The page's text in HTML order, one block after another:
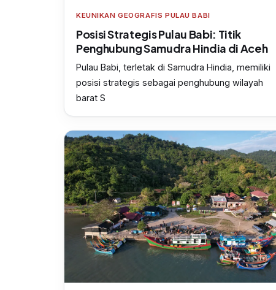
KEUNIKAN GEOGRAFIS PULAU BABI
Posisi Strategis Pulau Babi: Titik
Penghubung Samudra Hindia di Aceh
Pulau Babi, terletak di Samudra Hindia, memiliki
posisi strategis sebagai penghubung wilayah
barat S